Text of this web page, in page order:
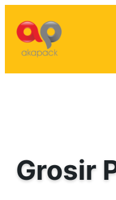
konten
Grosir